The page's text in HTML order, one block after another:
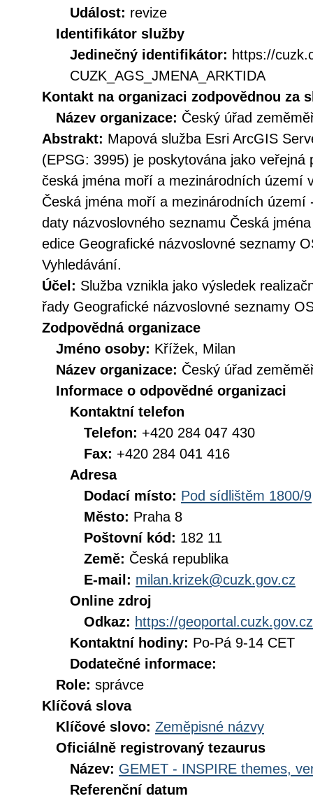
Událost: revize
Identifikátor služby
Jedinečný identifikátor: https://
CUZK_AGS_JMENA_ARKTIDA
Kontakt na organizaci zodpovědnou za
Název organizace: Český úřad
Abstrakt: Mapová služba Esri ArcGIS
(EPSG: 3995) je poskytována jako
česká jména moří a mezinárodních území
Česká jména moří a mezinárodních území
daty názvoslovného seznamu Česká
edice Geografické názvoslovné seznamy
Vyhledávání.
Účel: Služba vznikla jako výsledek
řady Geografické názvoslovné seznamy
Zodpovědná organizace
Jméno osoby: Křížek, Milan
Název organizace: Český úřad
Informace o odpovědné organizaci
Kontaktní telefon
Telefon: +420 284 047 430
Fax: +420 284 041 416
Adresa
Dodací místo: Pod sídlištěm 1800/9
Město: Praha 8
Poštovní kód: 182 11
Země: Česká republika
E-mail: milan.krizek@cuzk.gov.cz
Online zdroj
Odkaz: https://geoportal.cuzk.gov.cz
Kontaktní hodiny: Po-Pá 9-14 CET
Dodatečné informace:
Role: správce
Klíčová slova
Klíčové slovo: Zeměpisné názvy
Oficiálně registrovaný tezaurus
Název: GEMET - INSPIRE themes,
Referenční datum